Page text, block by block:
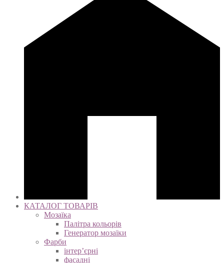
КАТАЛОГ ТОВАРІВ
Мозаїка
Палітра кольорів
Генератор мозаїки
Фарби
інтер’єрні
фасадні